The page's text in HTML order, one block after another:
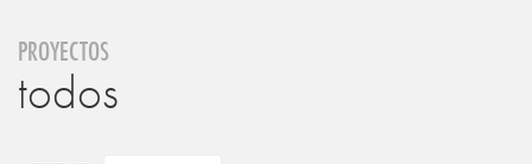
PROYECTOS
todos